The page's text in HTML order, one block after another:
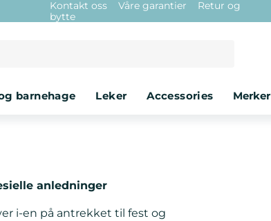
Kontakt oss Våre garantier
Retur og
bytte
barnehage leker accessories Merker
anledninger
i-en på antrekket til fest og